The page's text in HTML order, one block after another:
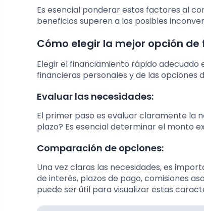
Es esencial ponderar estos factores al
beneficios superen a los posibles
Cómo elegir la mejor opción
Elegir el financiamiento rápido adecuado
financieras personales y de las opciones
Evaluar las necesidades:
El primer paso es evaluar claramente la
plazo? Es esencial determinar el monto
Comparación de opciones:
Una vez claras las necesidades, es
de interés, plazos de pago, comisiones
puede ser útil para visualizar estas